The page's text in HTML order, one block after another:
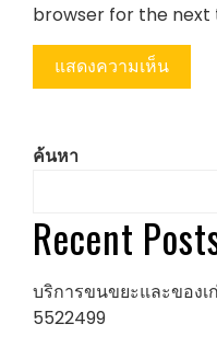
browser for the next
ค้นหา
Recent
บริการขนขยะและของ
5522499